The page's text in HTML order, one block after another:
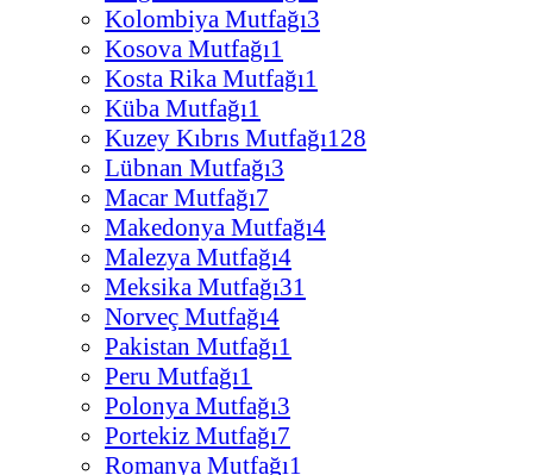
Kolombiya Mutfağı3
Kosova Mutfağı1
Kosta Rika Mutfağı1
Küba Mutfağı1
Kuzey Kıbrıs Mutfağı128
Lübnan Mutfağı3
Macar Mutfağı7
Makedonya Mutfağı4
Malezya Mutfağı4
Meksika Mutfağı31
Norveç Mutfağı4
Pakistan Mutfağı1
Peru Mutfağı1
Polonya Mutfağı3
Portekiz Mutfağı7
Romanya Mutfağı1